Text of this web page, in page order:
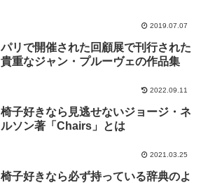
2019.07.07
パリで開催された回顧展で刊行された
貴重なジャン・プルーヴェの作品集
2022.09.11
椅子好きなら見逃せないジョージ・ネ
ルソン著「Chairs」とは
2021.03.25
椅子好きなら必ず持っている辞典のよ